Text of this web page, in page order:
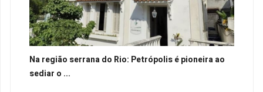
Na região serrana do Rio: Petrópolis é pioneira ao
sediar o ...